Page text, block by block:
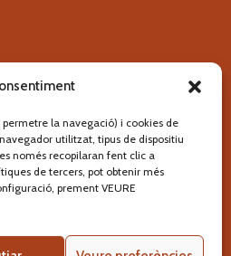
la navegació) i cookies de
utilitzat, tipus de dispositiu
només recopilaran fent clic a
de tercers, pot obtenir més
prement VEURE